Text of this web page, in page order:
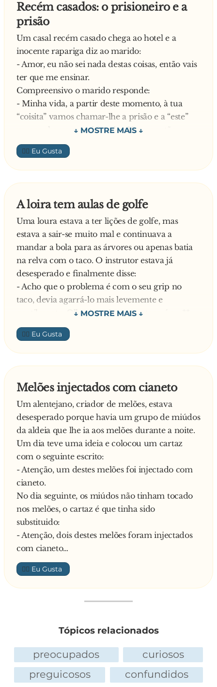
pendurado numa árvore a gritar desesperado:
- Acuda mãe! Acuda mãe!!
Diz o estrangeiro prontamente:
- Não é “a cú da mãe” é “o cú da mãe”.
Recém casados: o prisioneiro e a
prisão
Um casal recém casado chega ao hotel e a
inocente rapariga diz ao marido:
- Amor, eu não sei nada destas coisas, então vais
ter que me ensinar.
Compreensivo o marido responde:
- Minha vida, a partir deste momento, à tua
“coisita” vamos chamar-lhe a prisão e a “este”
vamos chamar o prisioneiro. Vamos então
meter o prisioneiro na prisão
Depois do primeiro “round”, o tipo atira-se de
barriga para cima na cama, mas a rapariga
entusiasmada diz ao marido:
O esposo não muito entusiasmado diz:
- Vamos metê-lo na prisão outra vez.
E seguem com a segunda…. Mas a rapariga é
bastante gulosa e diz-lhe:
- Amooooooooor, o prisioneiro está fora outra
vez!
Levanta-se o tipo como pode, com as pernas
tremendo como um recém nascido, e vai para a
terceira….. Ao terminar atira-se na cama,
exausto. Mas a rapariga volta a dizer:
- Querido, o prisioneiro voltou a sair!
Responde-lhe o esposo, desesperado:
- Não me chateies p**...! O prisioneiro não foi
—–
Anedota sugerida por João Gonçalves
👍🏼
A loira tem aulas de golfe
Uma loura estava a ter lições de golfe, mas
estava a sair-se muito mal e continuava a
mandar a bola para as árvores ou apenas batia
na relva com o taco. O instrutor estava já
desesperado e finalmente disse:
- Acho que o problema é com o seu grip no
taco, devia agarrá-lo mais levemente e
gentilmente. Olha, imagine que o taco é o p**...
de um homem…
A loira pensou nisto por um instante, pegou no
taco e deu na bola de golfe. Esta voou
lindamente até ao green e rolou até ao buraco.
- Que tacada espectacular! Agora, da próxima
vez, tente agarrar no taco com as mãos e não
com a boca…
👍🏼
Melões injectados com cianeto
Um alentejano, criador de melões, estava
desesperado porque havia um grupo de miúdos
da aldeia que lhe ia aos melões durante a noite.
Um dia teve uma ideia e colocou um cartaz
com o seguinte escrito:
- Atenção, um destes melões foi injectado com
cianeto.
No dia seguinte, os miúdos não tinham tocado
nos melões, o cartaz é que tinha sido
substituido:
- Atenção, dois destes melões foram injectados
com cianeto…
👍🏼
Tópicos relacionados
preocupados
curiosos
preguicosos
confundidos